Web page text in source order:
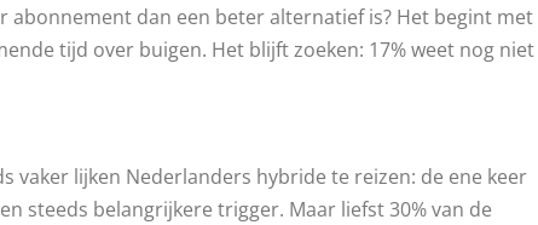
abonnement dan een beter alternatief is? Het begint met
tijd over buigen. Het blijft zoeken: 17% weet nog niet
vaker lijken Nederlanders hybride te reizen: de ene keer
steeds belangrijkere trigger. Maar liefst 30% van de